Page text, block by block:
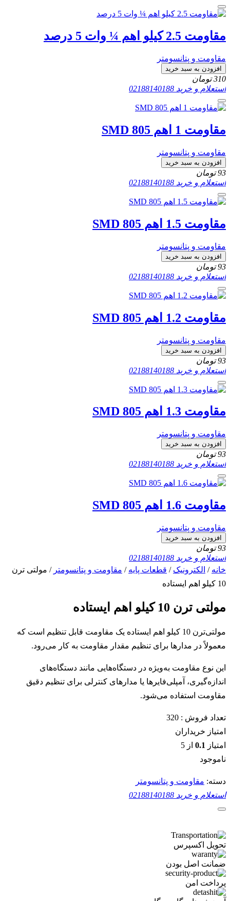
مقاومت 2.5 کیلو اهم ¼ وات 5 درصد
مقاومت و پتانسومتر
افزودن به سبد خرید
310 تومان
استعلام و خرید 02188140188
مقاومت 1 اهم SMD 805
مقاومت و پتانسومتر
افزودن به سبد خرید
93 تومان
استعلام و خرید 02188140188
مقاومت 1.5 اهم SMD 805
مقاومت و پتانسومتر
افزودن به سبد خرید
93 تومان
استعلام و خرید 02188140188
مقاومت 1.2 اهم SMD 805
مقاومت و پتانسومتر
افزودن به سبد خرید
93 تومان
استعلام و خرید 02188140188
مقاومت 1.3 اهم SMD 805
مقاومت و پتانسومتر
افزودن به سبد خرید
93 تومان
استعلام و خرید 02188140188
مقاومت 1.6 اهم SMD 805
مقاومت و پتانسومتر
افزودن به سبد خرید
93 تومان
استعلام و خرید 02188140188
خانه / الکترونیک / قطعات پایه / مقاومت و پتانسومتر / مولتی ترن
10 کیلو اهم ایستاده
مولتی ترن 10 کیلو اهم ایستاده
مولتی‌ترن 10 کیلو اهم ایستاده یک مقاومت قابل تنظیم است که
معمولاً در مدارها برای تنظیم مقدار مقاومت به کار می‌رود.
این نوع مقاومت به‌ویژه در دستگاه‌هایی مانند دستگاه‌های
اندازه‌گیری، آمپلی‌فایرها یا مدارهای کنترلی برای تنظیم دقیق
مقاومت استفاده می‌شود.
تعداد فروش : 320
امتیاز خریداران
امتیاز 0.1 از 5
ناموجود
دسته: مقاومت و پتانسومتر
استعلام و خرید 02188140188
تحویل اکسپرس
ضمانت اصل بودن
پرداخت امن